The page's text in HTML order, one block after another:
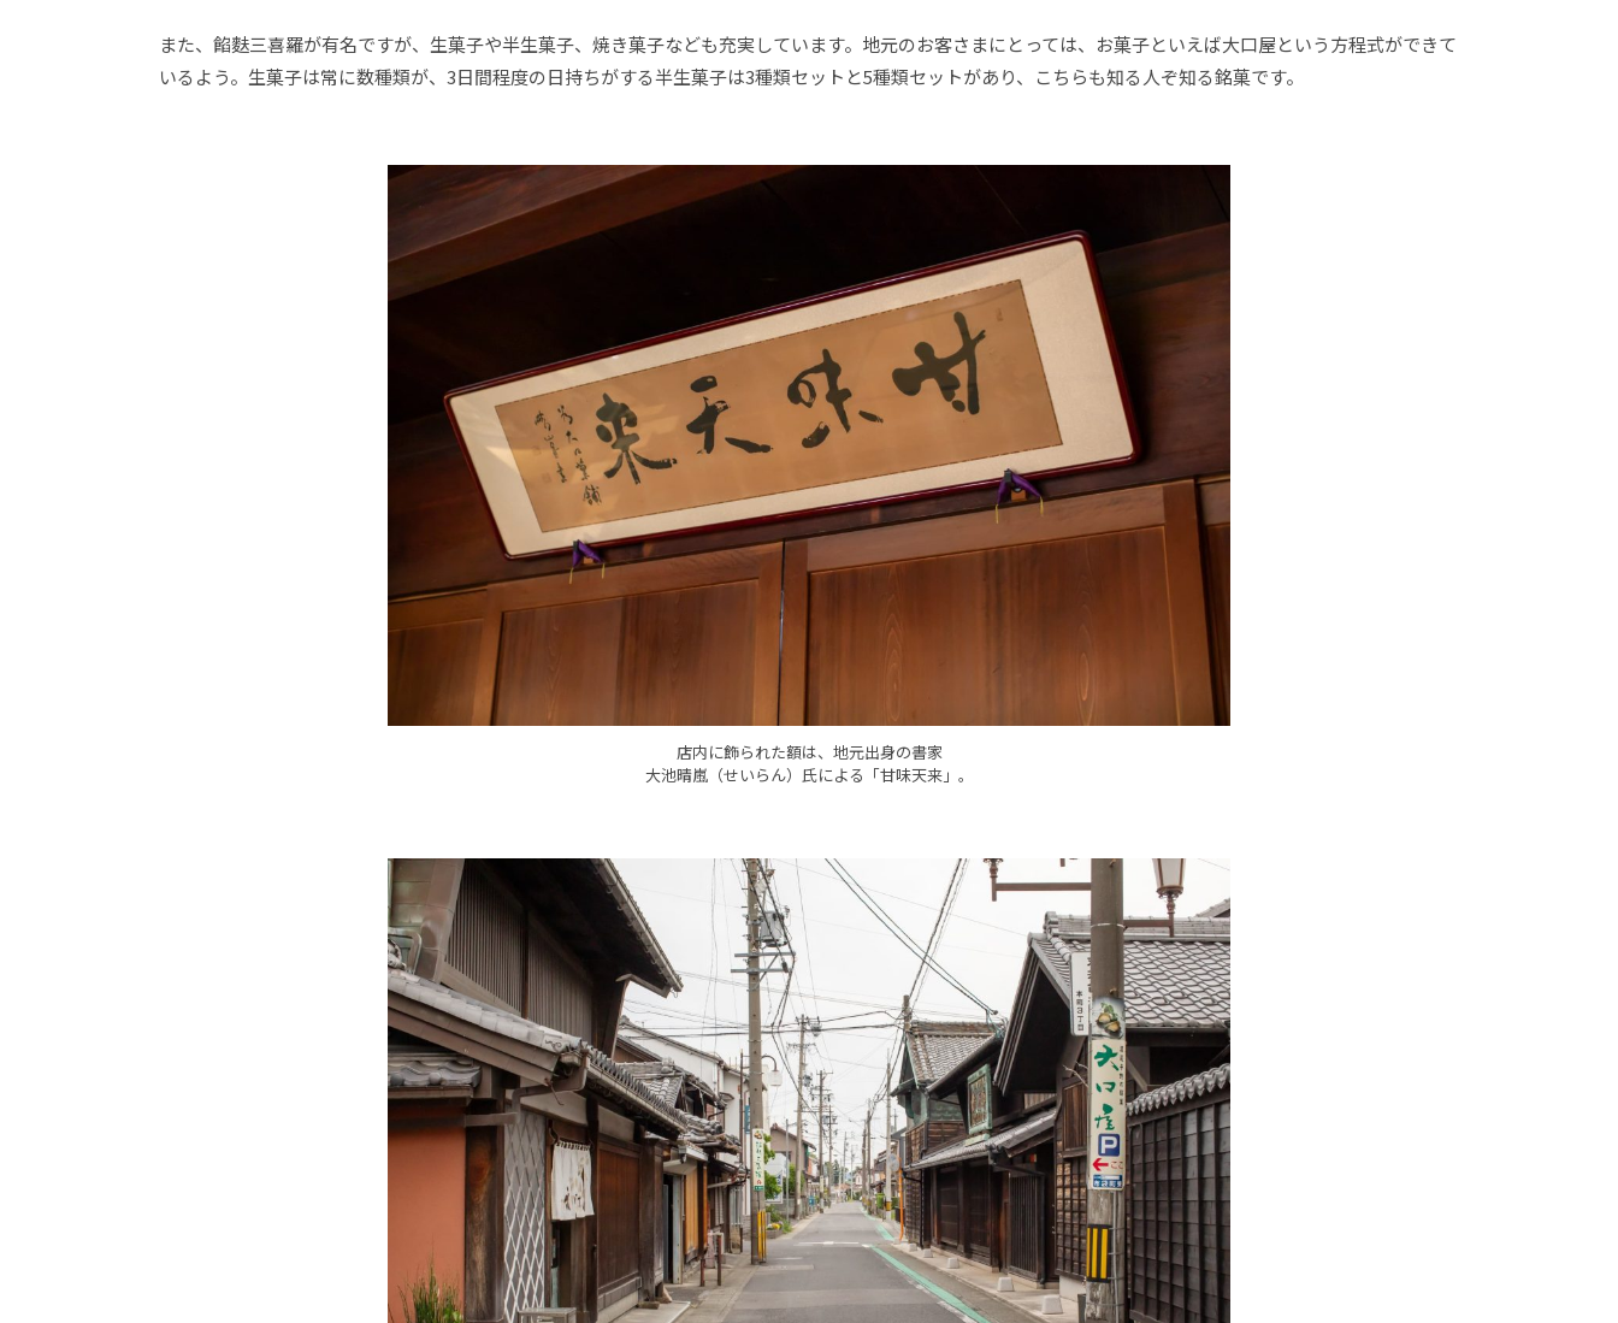
また、餡麩三喜羅が有名ですが、生菓子や半生菓子、焼き菓子なども充実しています。地元のお客さまにとっては、お菓子といえば大口屋という方程式ができて
いるよう。生菓子は常に数種類が、3日間程度の日持ちがする半生菓子は3種類セットと5種類セットがあり、こちらも知る人ぞ知る銘菓です。
店内に飾られた額は、地元出身の書家
大池晴嵐（せいらん）氏による「甘味天来」。